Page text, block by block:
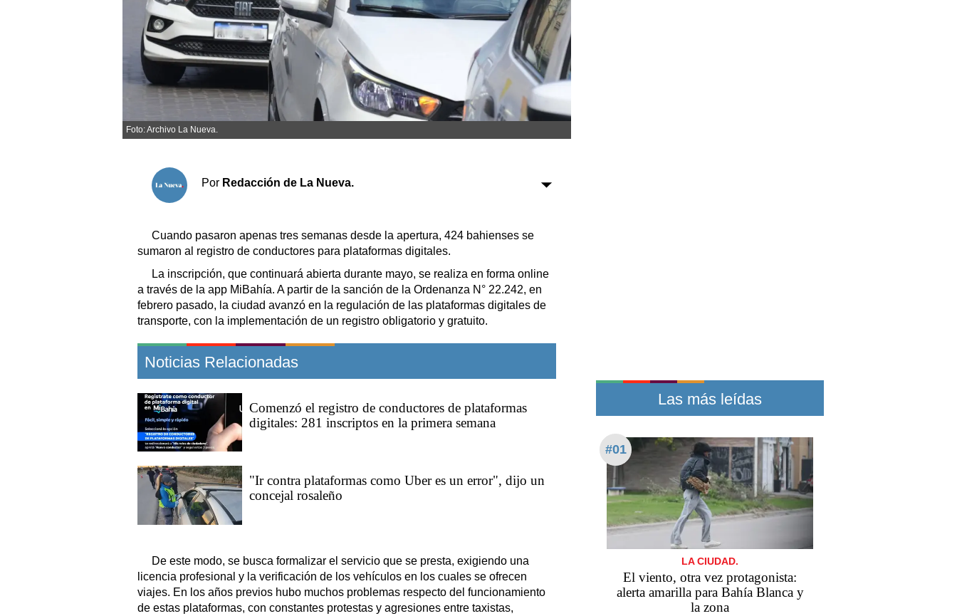
Sociedad y tiempo libre
Sociedad
Tecnología
Turismo
Salud
Es viral
Fúnebres
Horóscopo
Suplementos
Transportes
Loterías
Datos Útiles
Fúnebres
Edictos
Teléfonos de urgencia
Foto: Archivo La Nueva.
Por Redacción de La Nueva.
Cuando pasaron apenas tres semanas desde la apertura, 424 bahienses se
sumaron al registro de conductores para plataformas digitales.
La inscripción, que continuará abierta durante mayo, se realiza en forma online
a través de la app MiBahía. A partir de la sanción de la Ordenanza N° 22.242, en
febrero pasado, la ciudad avanzó en la regulación de las plataformas digitales de
transporte, con la implementación de un registro obligatorio y gratuito.
Noticias Relacionadas
Comenzó el registro de conductores de plataformas
digitales: 281 inscriptos en la primera semana
"Ir contra plataformas como Uber es un error", dijo un
concejal rosaleño
De este modo, se busca formalizar el servicio que se presta, exigiendo una
licencia profesional y la verificación de los vehículos en los cuales se ofrecen
viajes. En los años previos hubo muchos problemas respecto del funcionamiento
de estas plataformas, con constantes protestas y agresiones entre taxistas,
Las más leídas
#01
LA CIUDAD.
El viento, otra vez protagonista:
alerta amarilla para Bahía Blanca y
la zona